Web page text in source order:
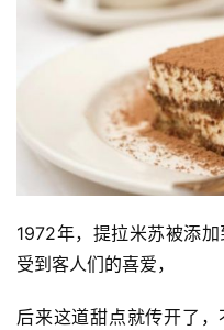
1972年，提拉米苏被添
受到客人们的喜爱，
后来这道甜点就传开了